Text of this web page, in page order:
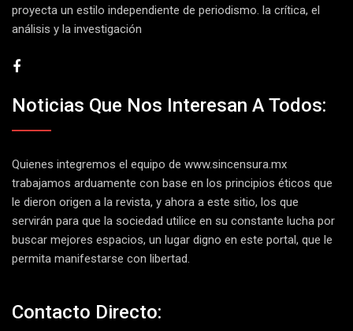
proyecta un estilo independiente de periodismo. la crítica, el
análisis y la investigación
Noticias Que Nos Interesan A Todos:
Quienes integremos el equipo de www.sincensura.mx
trabajamos arduamente con base en los principios éticos que
le dieron origen a la revista, y ahora a este sitio, los que
servirán para que la sociedad utilice en su constante lucha por
buscar mejores espacios, un lugar digno en este portal, que le
permita manifestarse con libertad.
Contacto Directo: